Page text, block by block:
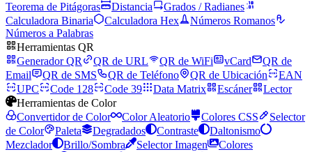
Teorema de Pitágoras
Distancia
Grados / Radianes
Calculadora Binaria
Calculadora Hex
Números Romanos
Números a Palabras
Herramientas QR
Generador QR
QR de URL QR de WiFi vCard
QR de
Email
QR de SMS QR de Teléfono QR de Ubicación
EAN
UPC
Code 128 Code 39 Data Matrix Escáner
Lector
Herramientas de Color
Convertidor de Color
Color Aleatorio Colores CSS
Selector
de Color
Paleta Degradados Contraste
Daltonismo
Mezclador
Brillo/Sombra Selector Imagen
Colores